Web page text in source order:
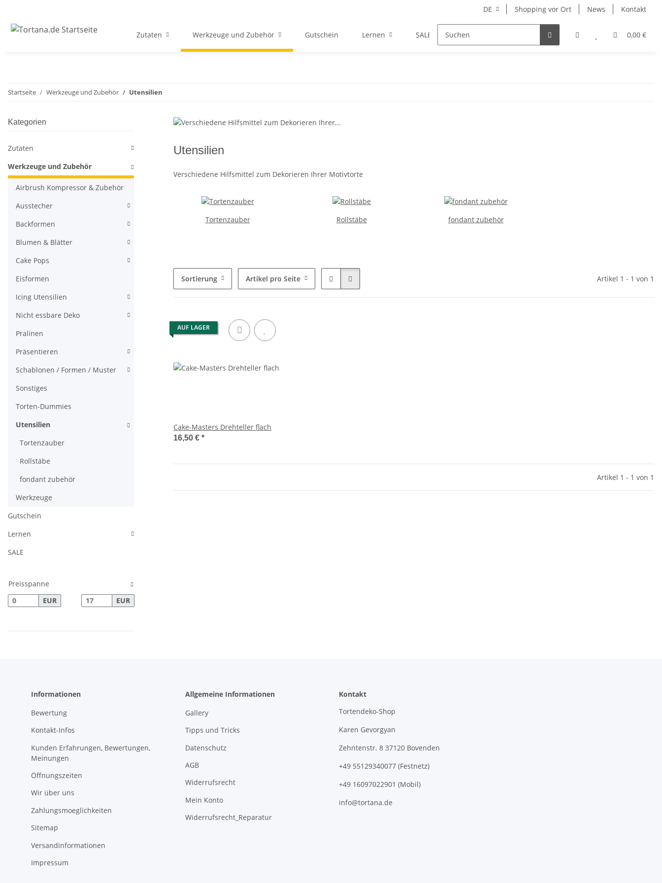
DE Shopping vor Ort News Kontakt
0,00 €
Zutaten Werkzeuge und Zubehör Gutschein Lernen SALE Hersteller
Startseite Werkzeuge und Zubehör Utensilien
Utensilien
Verschiedene Hilfsmittel zum Dekorieren Ihrer Motivtorte
Tortenzauber Rollstäbe fondant zubehör
Sortierung Artikel pro Seite Artikel 1 - 1 von 1
AUF LAGER
Cake-Masters Drehteller flach
16,50 € *
Artikel 1 - 1 von 1
Kategorien
Zutaten
Werkzeuge und Zubehör
Airbrush Kompressor & Zubehör
Ausstecher
Backformen
Blumen & Blätter
Cake Pops
Eisformen
Icing Utensilien
Nicht essbare Deko
Pralinen
Präsentieren
Schablonen / Formen / Muster
Sonstiges
Torten-Dummies
Utensilien
Tortenzauber
Rollstäbe
fondant zubehör
Werkzeuge
Gutschein
Lernen
SALE
Preisspanne
EUR
EUR
Informationen
Bewertung
Kontakt-Infos
Kunden Erfahrungen, Bewertungen,
Meinungen
Öffnungszeiten
Wir über uns
Zahlungsmoeglichkeiten
Sitemap
Versandinformationen
Impressum
Allgemeine Informationen
Gallery
Tipps und Tricks
Datenschutz
AGB
Widerrufsrecht
Mein Konto
Widerrufsrecht_Reparatur
Kontakt
Tortendeko-Shop
Karen Gevorgyan
Zehntenstr. 8 37120 Bovenden
+49 55129340077 (Festnetz)
+49 16097022901 (Mobil)
info@tortana.de